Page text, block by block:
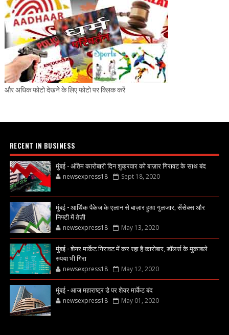
और अधिक फोटो देखने के लिए फोटो पर क्लिक करें
RECENT IN BUSINESS
मुंबई - अंतिम कारोबारी दिन शुक्रवार को बाज़ार गिरावट के साथ बंद
newsexpress18 Sept 18, 2020
मुंबई - आर्थिक पैकेज के एलान से बाज़ार हुआ गुलजार, सेंसेक्स और
निफ्टी में तेज़ी
newsexpress18 May 13, 2020
मुंबई - शेयर मार्केट गिरावट में कर रहा है कारोबार, डॉलर्स के मुकाबले
रुपया भी गिरा
newsexpress18 May 12, 2020
मुंबई - आज महाराष्ट्र डे पर शेयर मार्केट बंद
newsexpress18 May 01, 2020